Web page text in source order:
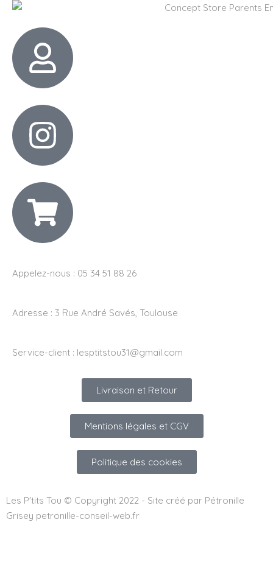
Appelez-nous : 05 34 51 88 26
Adresse : 3 Rue André Savés, Toulouse
Service-client : lesptitstou31@gmail.com
Livraison et Retour
Mentions légales et CGV
Politique des cookies
Les P'tits Tou © Copyright 2022 - Site créé par Pétronille
Grisey petronille-conseil-web.fr